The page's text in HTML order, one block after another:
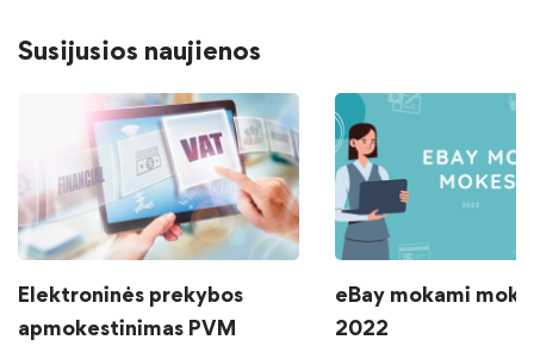
Susijusios naujienos
Elektroninės prekybos
apmokestinimas PVM
eBay mokami
2022